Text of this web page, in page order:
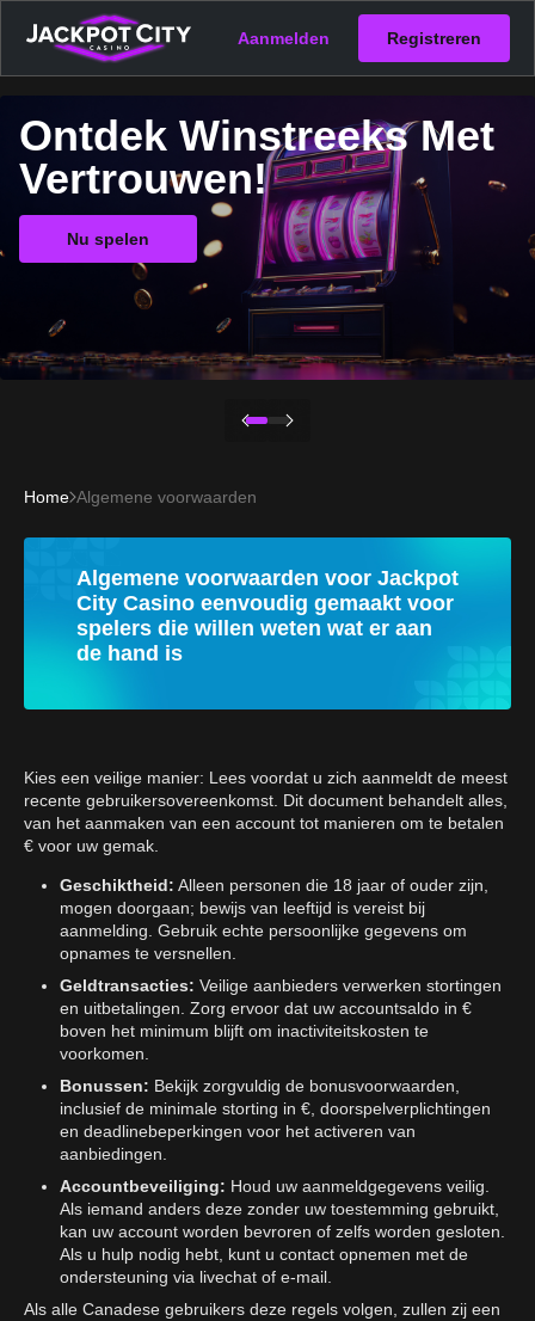
Aanmelden Registreren
Ontdek Winstreeks Met
Vertrouwen!
Nu spelen
Home Algemene voorwaarden
Algemene voorwaarden voor Jackpot
City Casino eenvoudig gemaakt voor
spelers die willen weten wat er aan
de hand is
Kies een veilige manier: Lees voordat u zich aanmeldt de meest
recente gebruikersovereenkomst. Dit document behandelt alles,
van het aanmaken van een account tot manieren om te betalen
€ voor uw gemak.
Geschiktheid: Alleen personen die 18 jaar of ouder zijn,
mogen doorgaan; bewijs van leeftijd is vereist bij
aanmelding. Gebruik echte persoonlijke gegevens om
opnames te versnellen.
Geldtransacties: Veilige aanbieders verwerken stortingen
en uitbetalingen. Zorg ervoor dat uw accountsaldo in €
boven het minimum blijft om inactiviteitskosten te
voorkomen.
Bonussen: Bekijk zorgvuldig de bonusvoorwaarden,
inclusief de minimale storting in €, doorspelverplichtingen
en deadlinebeperkingen voor het activeren van
aanbiedingen.
Accountbeveiliging: Houd uw aanmeldgegevens veilig.
Als iemand anders deze zonder uw toestemming gebruikt,
kan uw account worden bevroren of zelfs worden gesloten.
Als u hulp nodig hebt, kunt u contact opnemen met de
ondersteuning via livechat of e-mail.
Als alle Canadese gebruikers deze regels volgen, zullen zij een